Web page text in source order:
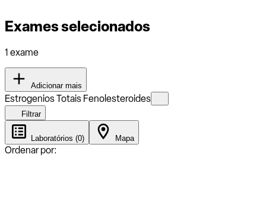
Exames selecionados
1 exame
Adicionar mais
Estrogenios Totais Fenolesteroides
Filtrar
Laboratórios (0) Mapa
Ordenar por: